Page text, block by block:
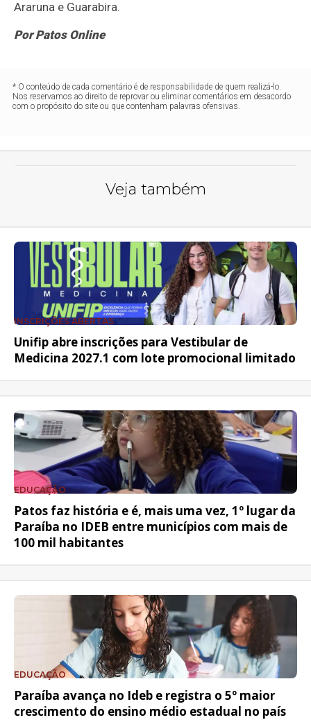
Araruna e Guarabira.
Por Patos Online
* O conteúdo de cada comentário é de responsabilidade de quem realizá-lo.
Nos reservamos ao direito de reprovar ou eliminar comentários em desacordo
com o propósito do site ou que contenham palavras ofensivas.
Veja também
INSCRIÇÕES ABERTAS
Unifip abre inscrições para Vestibular de
Medicina 2027.1 com lote promocional limitado
EDUCAÇÃO
Patos faz história e é, mais uma vez, 1º lugar da
Paraíba no IDEB entre municípios com mais de
100 mil habitantes
EDUCAÇÃO
Paraíba avança no Ideb e registra o 5º maior
crescimento do ensino médio estadual no país